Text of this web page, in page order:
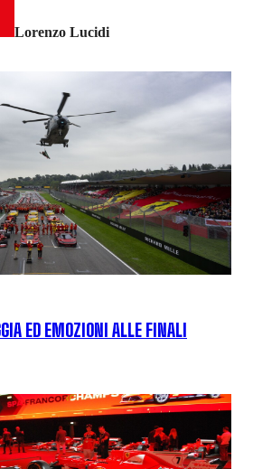
Lorenzo Lucidi
ED EMOZIONI ALLE FINALI